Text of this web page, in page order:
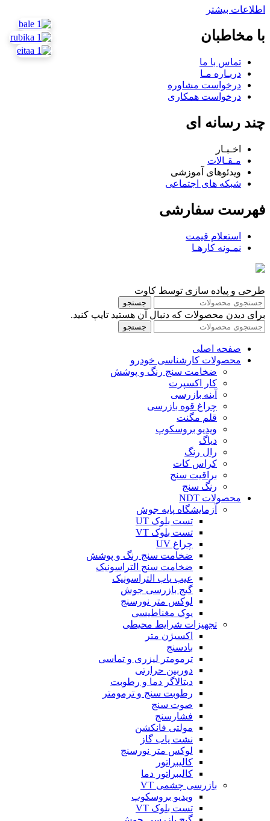
اطلاعات بیشتر
با مخاطبان
تماس با ما
دربـاره مـا
درخواست مشاوره
درخواست همکاری
چند رسانه ای
اخـبـار
مـقـالات
ویدئوهای آموزشی
شبکه های اجتماعی
فهرست سفارشی
استعلام قیمت
نمـونه کارهـا
طرحی و پیاده سازی توسط کاوت
جستجو
برای دیدن محصولات که دنبال آن هستید تایپ کنید.
جستجو
صفحه اصلی
محصولات کارشناسی خودرو
ضخامت سنج رنگ و پوشش
کار اکسپرت
آینه بازرسی
چراغ قوه بازرسی
قلم مگنت
ویدیو بروسکوپ
دیاگ
رال رنگ
کراس کات
براقیت سنج
رنگ سنج
محصولات NDT
آزمایشگاه پایه جوش
تست بلوک UT
تست بلوک VT
چراغ UV
ضخامت سنج رنگ و پوشش
ضخامت سنج التراسونیک
عیب یاب التراسونیک
گیج بازرسی جوش
لوکس متر نورسنج
یوک مغناطیسی
تجهیزات شرایط محیطی
اکسیژن متر
بادسنج
ترمومتر لیزری و تماسی
دوربین حرارتی
دیتالاگر دما و رطوبت
رطوبت سنج و ترمومتر
صوت سنج
فشارسنج
مولتی فانکشن
نشت یاب گاز
لوکس متر نورسنج
کالیبراتور
کالیبراتور دما
بازرسی چشمی VT
ویدیو بروسکوپ
تست بلوک VT